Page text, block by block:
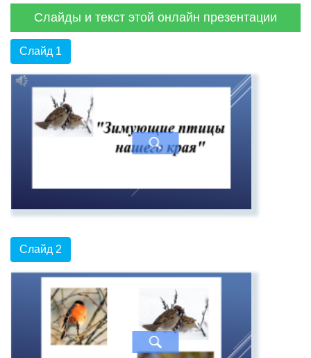
Слайды и текст этой онлайн презентации
Слайд 1
Слайд 2